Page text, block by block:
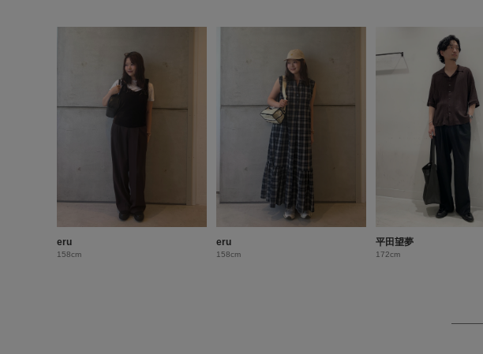
eru
158cm
eru
158cm
平田望夢
172cm